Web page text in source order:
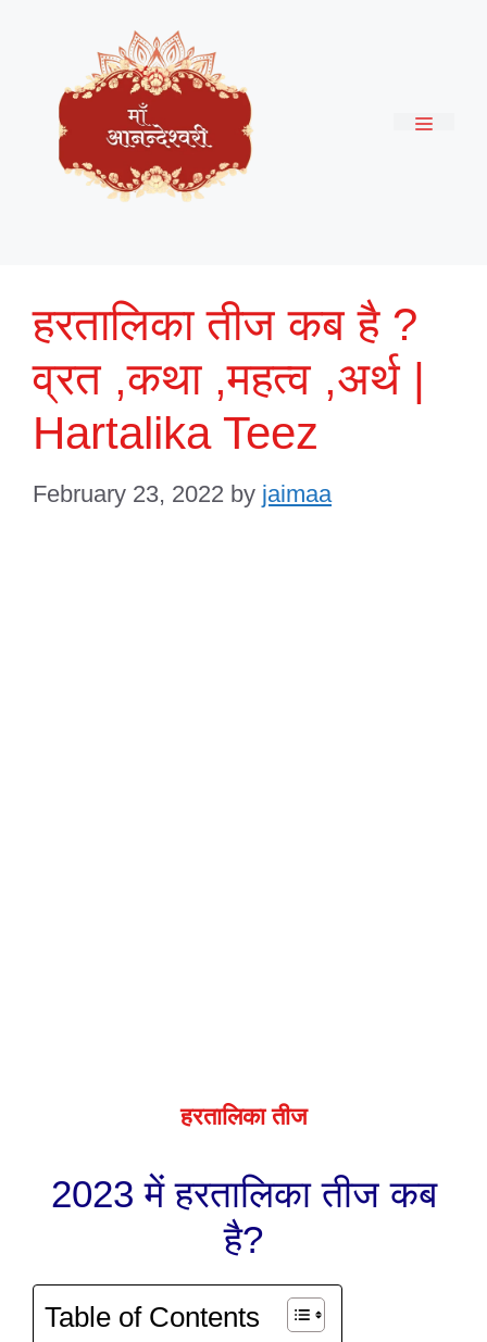
content
हरतालिका तीज कब है ?
व्रत ,कथा ,महत्व ,अर्थ |
Hartalika Teez
February 23, 2022 by jaimaa
हरतालिका तीज
2023 में हरतालिका तीज कब
है?
Table of Contents